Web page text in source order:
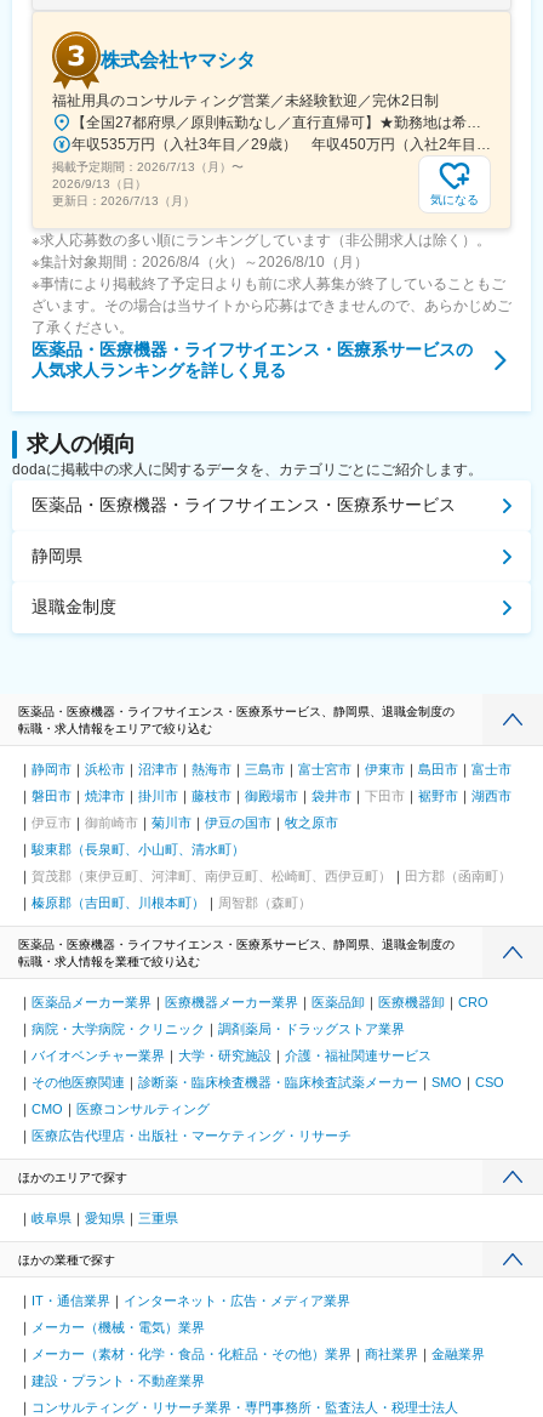
株式会社ヤマシタ
福祉用具のコンサルティング営業／未経験歓迎／完休2日制
掲載予定期間： 2026/7/13（月） 〜
2026/9/13（日）
更新日： 2026/7/13（月） 気になる
※求人応募数の多い順にランキングしています（非公開求人は除く）。
※集計対象期間：2026/8/4（火）～2026/8/10（月）
※事情により掲載終了予定日よりも前に求人募集が終了していることもご
ざいます。その場合は当サイトから応募はできませんので、あらかじめご
了承ください。
医薬品・医療機器・ライフサイエンス・医療系サービスの
人気求人ランキングを詳しく見る
求人の傾向
dodaに掲載中の求人に関するデータを、カテゴリごとにご紹介します。
医薬品・医療機器・ライフサイエンス・医療系サービス
静岡県
退職金制度
医薬品・医療機器・ライフサイエンス・医療系サービス、静岡県、退職金制度の
転職・求人情報をエリアで絞り込む
静岡市 浜松市 沼津市 熱海市 三島市 富士宮市 伊東市 島田市
富士市
磐田市
焼津市 掛川市 藤枝市 御殿場市 袋井市 下田市 裾野市
湖西市
伊豆市
御前崎市 菊川市 伊豆の国市
牧之原市
駿東郡（長泉町、小山町、清水町）
賀茂郡（東伊豆町、河津町、南伊豆町、松崎町、西伊豆町）
田方郡（函南町）
榛原郡（吉田町、川根本町）
周智郡（森町）
医薬品・医療機器・ライフサイエンス・医療系サービス、静岡県、退職金制度の
転職・求人情報を業種で絞り込む
医薬品メーカー業界 医療機器メーカー業界 医薬品卸 医療機器卸
CRO
病院・大学病院・クリニック
調剤薬局・ドラッグストア業界
バイオベンチャー業界
大学・研究施設
介護・福祉関連サービス
その他医療関連
診断薬・臨床検査機器・臨床検査試薬メーカー SMO
CSO
CMO
医療コンサルティング
医療広告代理店・出版社・マーケティング・リサーチ
ほかのエリアで探す
岐阜県 愛知県 三重県
ほかの業種で探す
IT・通信業界
インターネット・広告・メディア業界
メーカー（機械・電気）業界
メーカー（素材・化学・食品・化粧品・その他）業界
商社業界
金融業界
建設・プラント・不動産業界
コンサルティング・リサーチ業界・専門事務所・監査法人・税理士法人